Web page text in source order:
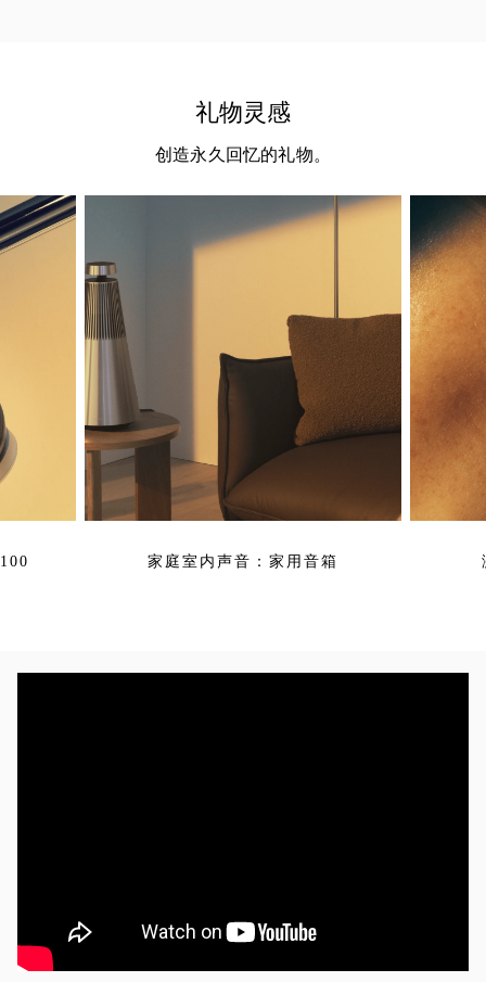
礼物灵感
创造永久回忆的礼物。
家庭室内声音：家用音箱